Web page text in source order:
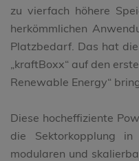
zu vierfach höhere
herkömmlichen
Platzbedarf. Das hat
„kraftBoxx“ auf den
Renewable Energy“
Diese hocheffiziente
die Sektorkopplung in
modularen und